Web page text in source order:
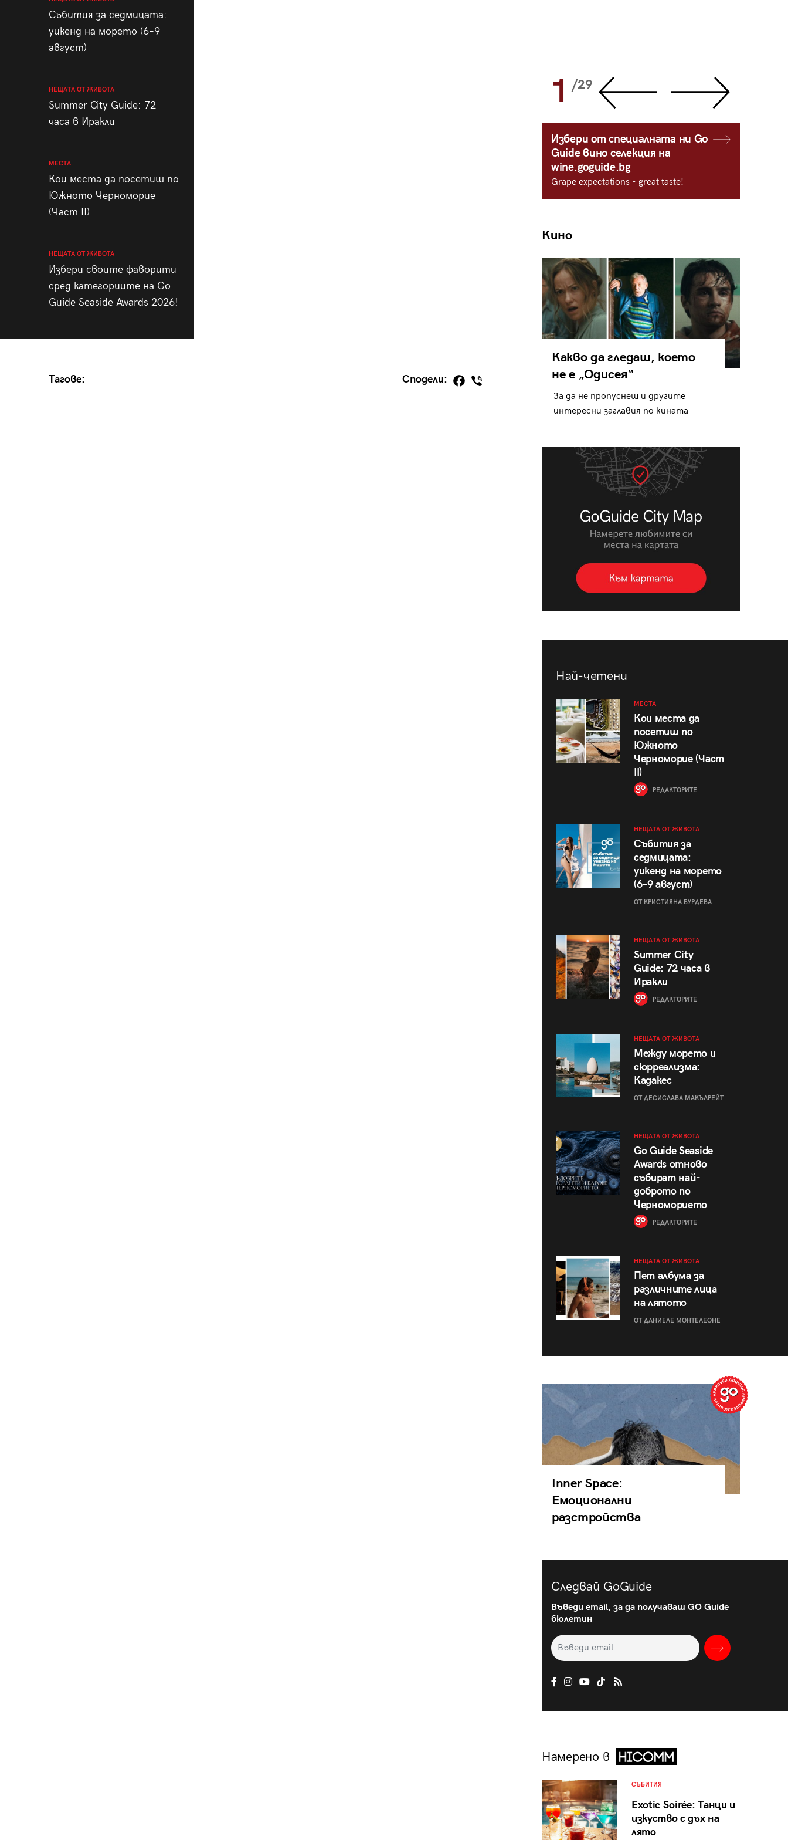
Събития за седмицата:
уикенд на морето (6–9
август)
НЕЩАТА ОТ ЖИВОТА
Summer City Guide: 72
часа в Иракли
МЕСТА
Кои места да посетиш по
Южното Черноморие
(Част II)
НЕЩАТА ОТ ЖИВОТА
Избери своите фаворити
сред категориите на Go
Guide Seaside Awards 2026!
Тагове: Сподели:
28 1 /29
Избери от специалната ни Go
Guide вино селекция на
wine.goguide.bg
Grape expectations - great taste!
Кино
Какво да гледаш, което
не е „Одисея“
За да не пропуснеш и другите
интересни заглавия по кината
Най-четени
МЕСТА
Кои места да
посетиш по
Южното
Черноморие (Част
II)
РЕДАКТОРИТЕ
НЕЩАТА ОТ ЖИВОТА
Събития за
седмицата:
уикенд на морето
(6–9 август)
ОТ КРИСТИЯНА БУРДЕВА
НЕЩАТА ОТ ЖИВОТА
Summer City
Guide: 72 часа в
Иракли
РЕДАКТОРИТЕ
НЕЩАТА ОТ ЖИВОТА
Между морето и
сюрреализма:
Кадакес
ОТ ДЕСИСЛАВА МАКЪЛРЕЙТ
НЕЩАТА ОТ ЖИВОТА
Go Guide Seaside
Awards отново
събират най-
доброто по
Черноморието
РЕДАКТОРИТЕ
НЕЩАТА ОТ ЖИВОТА
Пет албума за
различните лица
на лятото
ОТ ДАНИЕЛЕ МОНТЕЛЕОНЕ
Inner Space:
Емоционални
разстройства
Следвай GoGuide
Въведи email, за да получаваш GO Guide
бюлетин
Намерено в
СЪБИТИЯ
Exotic Soirée: Танци и
изкуство с дъх на
лято